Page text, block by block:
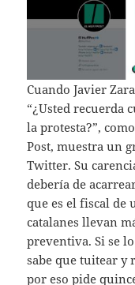
Cuando Javier
“¿Usted recuerda
la protesta?”,
Post, muestra un
Twitter. Su
debería de
que es el fiscal de
catalanes llevan
preventiva. Si se
sabe que tuitear y
por eso pide